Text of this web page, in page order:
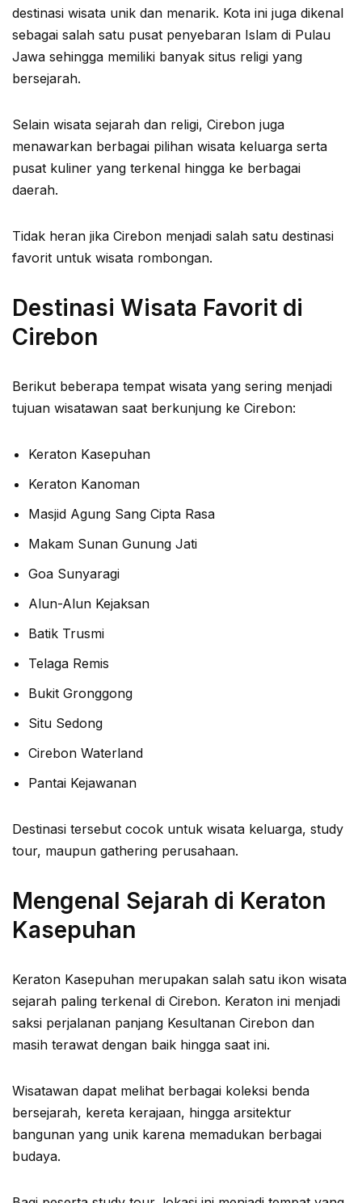
destinasi wisata unik dan menarik. Kota ini juga dikenal
sebagai salah satu pusat penyebaran Islam di Pulau
Jawa sehingga memiliki banyak situs religi yang
bersejarah.
Selain wisata sejarah dan religi, Cirebon juga
menawarkan berbagai pilihan wisata keluarga serta
pusat kuliner yang terkenal hingga ke berbagai
daerah.
Tidak heran jika Cirebon menjadi salah satu destinasi
favorit untuk wisata rombongan.
Destinasi Wisata Favorit di
Cirebon
Berikut beberapa tempat wisata yang sering menjadi
tujuan wisatawan saat berkunjung ke Cirebon:
Keraton Kasepuhan
Keraton Kanoman
Masjid Agung Sang Cipta Rasa
Makam Sunan Gunung Jati
Goa Sunyaragi
Alun-Alun Kejaksan
Batik Trusmi
Telaga Remis
Bukit Gronggong
Situ Sedong
Cirebon Waterland
Pantai Kejawanan
Destinasi tersebut cocok untuk wisata keluarga, study
tour, maupun gathering perusahaan.
Mengenal Sejarah di Keraton
Kasepuhan
Keraton Kasepuhan merupakan salah satu ikon wisata
sejarah paling terkenal di Cirebon. Keraton ini menjadi
saksi perjalanan panjang Kesultanan Cirebon dan
masih terawat dengan baik hingga saat ini.
Wisatawan dapat melihat berbagai koleksi benda
bersejarah, kereta kerajaan, hingga arsitektur
bangunan yang unik karena memadukan berbagai
budaya.